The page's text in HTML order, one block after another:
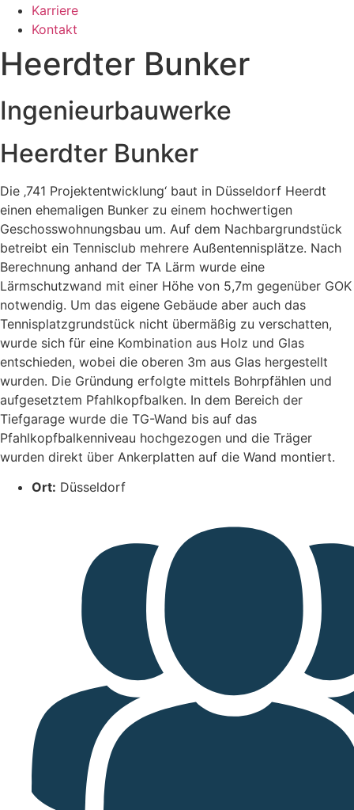
Karriere
Kontakt
Heerdter Bunker
Ingenieurbauwerke
Heerdter Bunker
Die ‚741 Projektentwicklung‘ baut in Düsseldorf Heerdt
einen ehemaligen Bunker zu einem hochwertigen
Geschosswohnungsbau um. Auf dem Nachbargrundstück
betreibt ein Tennisclub mehrere Außentennisplätze. Nach
Berechnung anhand der TA Lärm wurde eine
Lärmschutzwand mit einer Höhe von 5,7m gegenüber GOK
notwendig. Um das eigene Gebäude aber auch das
Tennisplatzgrundstück nicht übermäßig zu verschatten,
wurde sich für eine Kombination aus Holz und Glas
entschieden, wobei die oberen 3m aus Glas hergestellt
wurden. Die Gründung erfolgte mittels Bohrpfählen und
aufgesetztem Pfahlkopfbalken. In dem Bereich der
Tiefgarage wurde die TG-Wand bis auf das
Pfahlkopfbalkenniveau hochgezogen und die Träger
wurden direkt über Ankerplatten auf die Wand montiert.
Ort: Düsseldorf